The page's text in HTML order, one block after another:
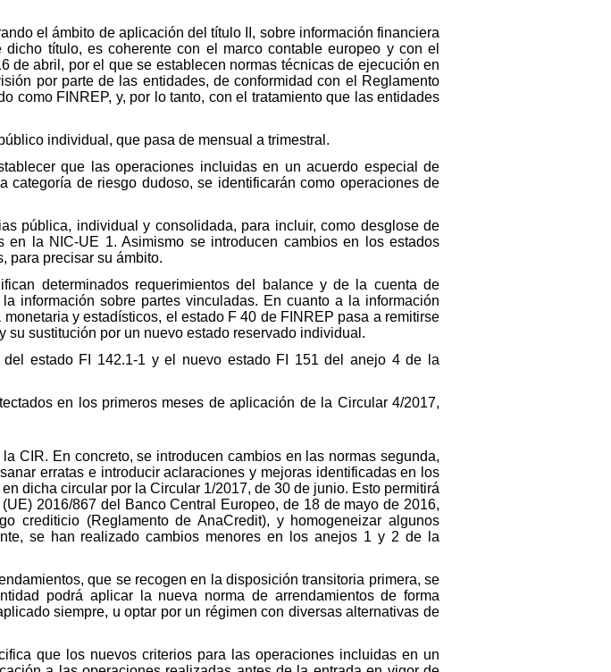
el ámbito de aplicación del título II, sobre información financiera
título, es coherente con el marco contable europeo y con el
de abril, por el que se establecen normas técnicas de ejecución en
por parte de las entidades, de conformidad con el Reglamento
como FINREP, y, por lo tanto, con el tratamiento que las entidades
individual, que pasa de mensual a trimestral.
que las operaciones incluidas en un acuerdo especial de
de riesgo dudoso, se identificarán como operaciones de
pública, individual y consolidada, para incluir, como desglose de
la NIC-UE 1. Asimismo se introducen cambios en los estados
para precisar su ámbito.
determinados requerimientos del balance y de la cuenta de
información sobre partes vinculadas. En cuanto a la información
y estadísticos, el estado F 40 de FINREP pasa a remitirse
sustitución por un nuevo estado reservado individual.
estado FI 142.1-1 y el nuevo estado FI 151 del anejo 4 de la
en los primeros meses de aplicación de la Circular 4/2017,
CIR. En concreto, se introducen cambios en las normas segunda,
erratas e introducir aclaraciones y mejoras identificadas en los
dicha circular por la Circular 1/2017, de 30 de junio. Esto permitirá
2016/867 del Banco Central Europeo, de 18 de mayo de 2016,
crediticio (Reglamento de AnaCredit), y homogeneizar algunos
se han realizado cambios menores en los anejos 1 y 2 de la
que se recogen en la disposición transitoria primera, se
podrá aplicar la nueva norma de arrendamientos de forma
siempre, u optar por un régimen con diversas alternativas de
que los nuevos criterios para las operaciones incluidas en un